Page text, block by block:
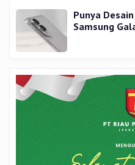
Punya
Samsung